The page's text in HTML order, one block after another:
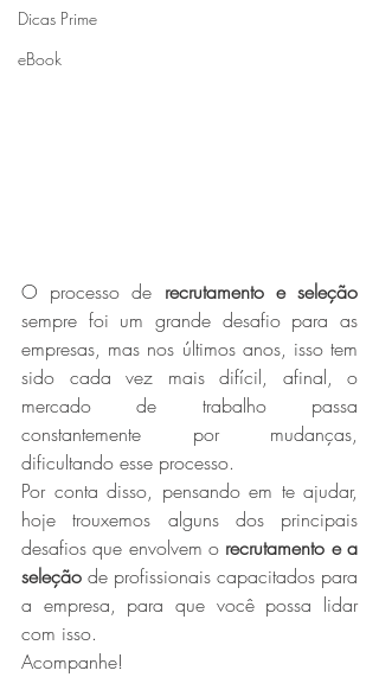
Dicas Prime
eBook
O processo de recrutamento e seleção
sempre foi um grande desafio para as
empresas, mas nos últimos anos, isso tem
sido cada vez mais difícil, afinal, o
mercado de trabalho passa
constantemente por mudanças,
dificultando esse processo.
Por conta disso, pensando em te ajudar,
hoje trouxemos alguns dos principais
desafios que envolvem o recrutamento e a
seleção de profissionais capacitados para
a empresa, para que você possa lidar
com isso.
Acompanhe!